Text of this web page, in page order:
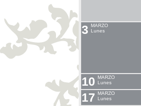
3
MARZO
Lunes
10
MARZO
Lunes
17
MARZO
Lunes